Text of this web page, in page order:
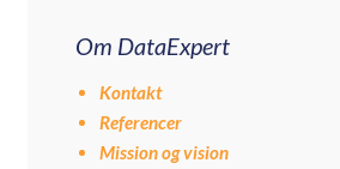
Om DataExpert
Kontakt
Referencer
Mission og vision